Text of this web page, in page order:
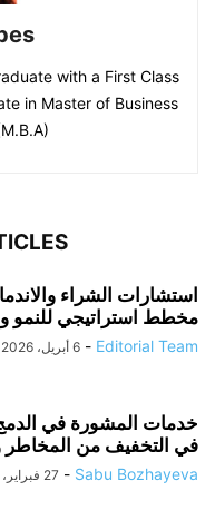
with a First Class
in Master of Business
استشارات الشراء
مخطط استراتيجي للنمو
Editorial Team
- 6 أبريل، 2026
خدمات المشورة في
في التخفيف من المخاطر
Sabu Bozhayeva
- 27 فبراير، 2024